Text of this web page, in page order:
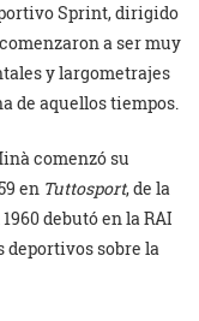
Sprint, dirigido
a ser muy
y largometrajes
de aquellos tiempos.
comenzó su
en Tuttosport, de la
debutó en la RAI
deportivos sobre la